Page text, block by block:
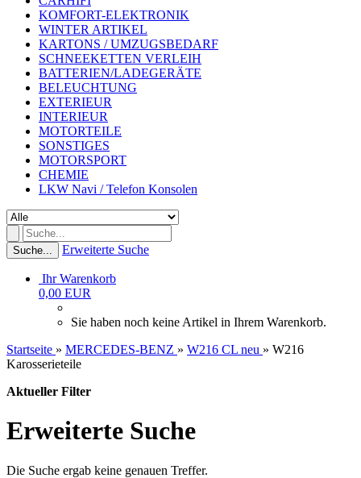
KOMFORT-ELEKTRONIK
WINTER ARTIKEL
KARTONS / UMZUGSBEDARF
SCHNEEKETTEN VERLEIH
BATTERIEN/LADEGERÄTE
BELEUCHTUNG
EXTERIEUR
INTERIEUR
MOTORTEILE
SONSTIGES
MOTORSPORT
CHEMIE
LKW Navi / Telefon Konsolen
Suche... Erweiterte Suche
Ihr Warenkorb
0,00 EUR
Sie haben noch keine Artikel in Ihrem Warenkorb.
Startseite » MERCEDES-BENZ » W216 CL neu » W216
Karosserieteile
Aktueller Filter
Erweiterte Suche
Die Suche ergab keine genauen Treffer.